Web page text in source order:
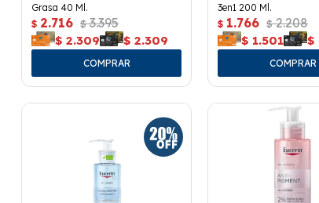
Grasa 40 Ml.
$ 2.716 $ 3.395
$ 2.309 $ 2.309
3en1 200 Ml.
$ 1.766 $ 2.208
$ 1.501 $